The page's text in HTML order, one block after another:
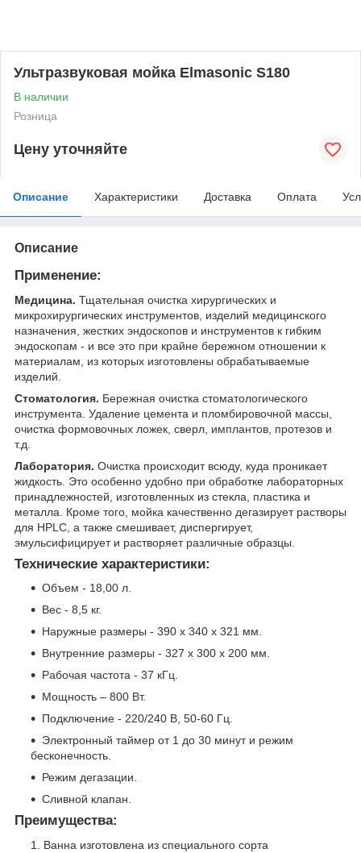
Ультразвуковая мойка Elmasonic S180
В наличии
Розница
Цену уточняйте
Описание Характеристики Доставка Оплата
Описание
Применение:
Медицина. Тщательная очистка хирургических и
микрохирургических инструментов, изделий медицинского
назначения, жестких эндоскопов и инструментов к гибким
эндоскопам - и все это при крайне бережном отношении к
материалам, из которых изготовлены обрабатываемые
изделий.
Стоматология. Бережная очистка стоматологического
инструмента. Удаление цемента и пломбировочной массы,
очистка формовочных ложек, сверл, имплантов, протезов и
т.д.
Лаборатория. Очистка происходит всюду, куда проникает
жидкость. Это особенно удобно при обработке лабораторных
принадлежностей, изготовленных из стекла, пластика и
металла. Кроме того, мойка качественно дегазирует растворы
для HPLC, а также смешивает, диспергирует,
эмульсифицирует и растворяет различные образцы.
Технические характеристики:
Объем - 18,00 л.
Вес - 8,5 кг.
Наружные размеры - 390 x 340 x 321 мм.
Внутренние размеры - 327 x 300 x 200 мм.
Рабочая частота - 37 кГц.
Мощность – 800 Вт.
Подключение - 220/240 В, 50-60 Гц.
Электронный таймер от 1 до 30 минут и режим
бесконечность.
Режим дегазации.
Сливной клапан.
Преимущества:
Ванна изготовлена из специального сорта